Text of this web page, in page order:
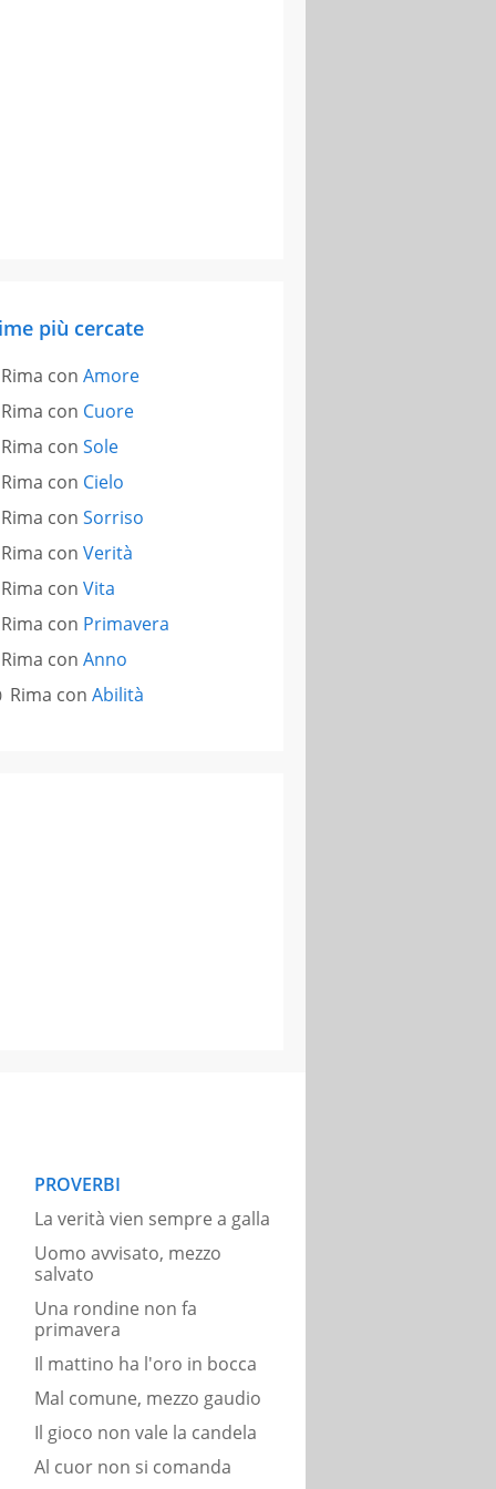
più cercate
Rima con Amore
Rima con Cuore
Rima con Sole
Rima con Cielo
Rima con Sorriso
Rima con Verità
Rima con Vita
Rima con Primavera
Rima con Anno
Rima con Abilità
PROVERBI
La verità vien sempre a galla
Uomo avvisato, mezzo
salvato
Una rondine non fa
primavera
Il mattino ha l'oro in bocca
Mal comune, mezzo gaudio
Il gioco non vale la candela
Al cuor non si comanda